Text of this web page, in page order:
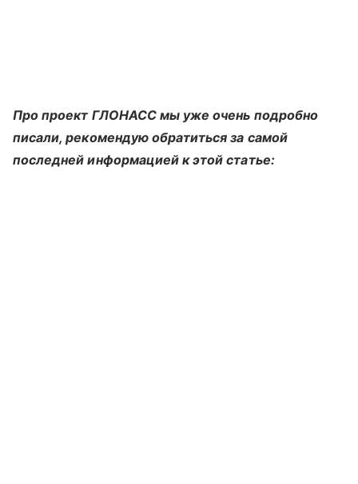
Про проект ГЛОНАСС мы уже очень подробно
писали, рекомендую обратиться за самой
последней информацией к этой статье: